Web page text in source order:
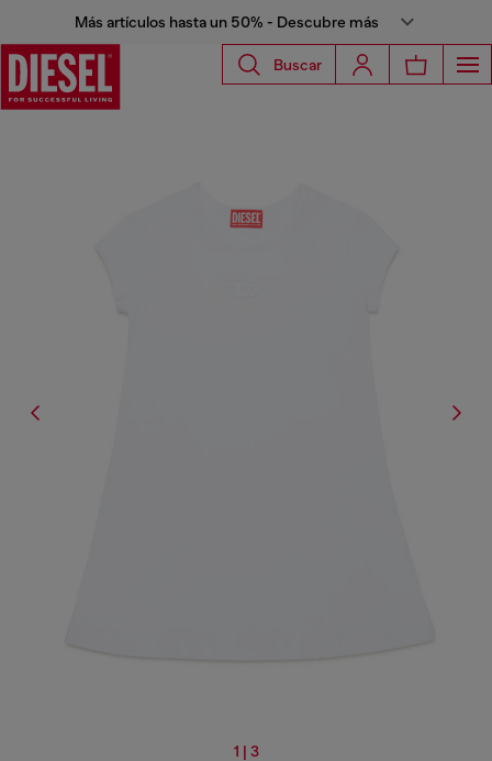
Más artículos hasta un 50% - Descubre más
Buscar
1 | 3